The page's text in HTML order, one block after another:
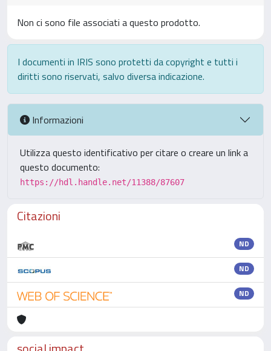
Non ci sono file associati a questo prodotto.
I documenti in IRIS sono protetti da copyright e tutti i
diritti sono riservati, salvo diversa indicazione.
Informazioni
Utilizza questo identificativo per citare o creare un link a
questo documento:
https://hdl.handle.net/11388/87607
Citazioni
ND
ND
ND